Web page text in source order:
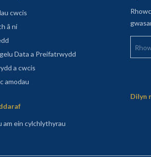
cwcis
â ni
Data a Preifatrwydd
a cwcis
amodau
am ein cylchlythyrau
Dilyn